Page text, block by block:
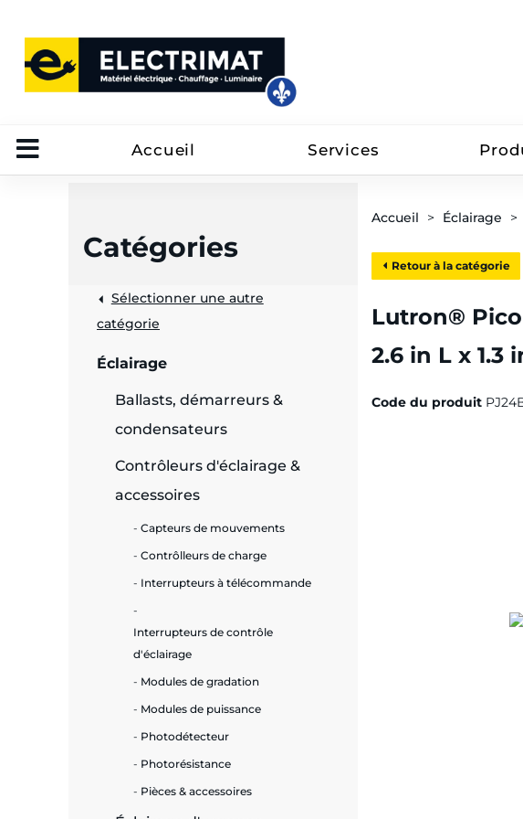
Accueil Services
Catégories
Sélectionner une autre
catégorie
Éclairage
Ballasts, démarreurs &
condensateurs
Contrôleurs d'éclairage &
accessoires
Capteurs de mouvements
Contrôlleurs de charge
Interrupteurs à télécommande
Interrupteurs de contrôle
d'éclairage
Modules de gradation
Modules de puissance
Photodétecteur
Photorésistance
Pièces & accessoires
Accueil Éclairage
Retour à la catégorie
Lutron®
2.6 in L x 1.3
Code du produit